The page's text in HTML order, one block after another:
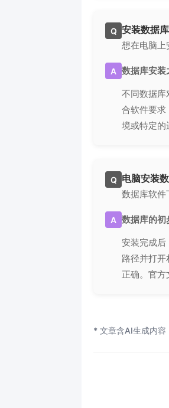
Q 安装数据
想在电脑上
A 数据库安装
不同数据库
合软件要求
境或特定的
Q 电脑安装
数据库软件
A 数据库的初
安装完成后
路径并打
正确。官
* 文章含AI生成内容